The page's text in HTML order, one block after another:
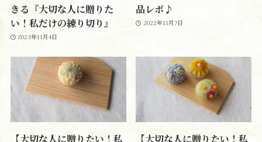
きる『大切な人に贈りた
い！私だけの練り切り』
2023年11月4日
品レポ♪
2022年11月7日
【大切な人に贈りたい！私
【大切な人に贈りたい！私